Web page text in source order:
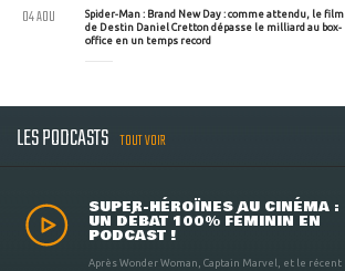
Spider-Man : Brand New Day : comme attendu, le film
de Destin Daniel Cretton dépasse le milliard au box-
office en un temps record
04 AOU
LES PODCASTS TOUT VOIR
SUPER-HÉROÏNES AU CINÉMA :
UN DÉBAT 100% FÉMININ EN
PODCAST !
Après Wonder Woman, Captain Marvel, et le récent